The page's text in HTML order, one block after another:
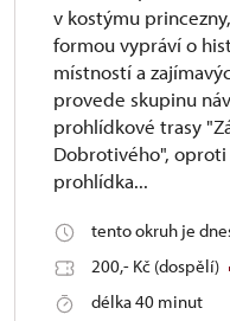
v kostýmu
formou vypráví o
místností a
provede skupinu
prohlídkové trasy
Dobrotivého",
prohlídka...
tento okruh je
200,- Kč (dospělí)
délka 40 minut